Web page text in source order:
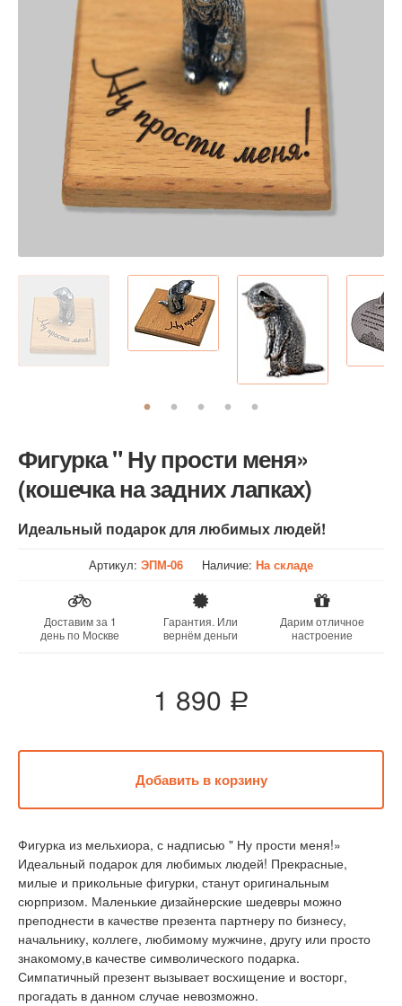
Фигурка " Ну прости меня»
(кошечка на задних лапках)
Идеальный подарок для любимых людей!
Артикул:ЭПМ-06 Наличие: На складе
Доставим за 1
день по Москве
Гарантия. Или
вернём деньги
Дарим отличное
настроение
1 890 a
Фигурка из мельхиора, с надписью " Ну прости меня!»
Идеальный подарок для любимых людей! Прекрасные,
милые и прикольные фигурки, станут оригинальным
сюрпризом. Маленькие дизайнерские шедевры можно
преподнести в качестве презента партнеру по бизнесу,
начальнику, коллеге, любимому мужчине, другу или просто
знакомому,в качестве символического подарка.
Симпатичный презент вызывает восхищение и восторг,
прогадать в данном случае невозможно.